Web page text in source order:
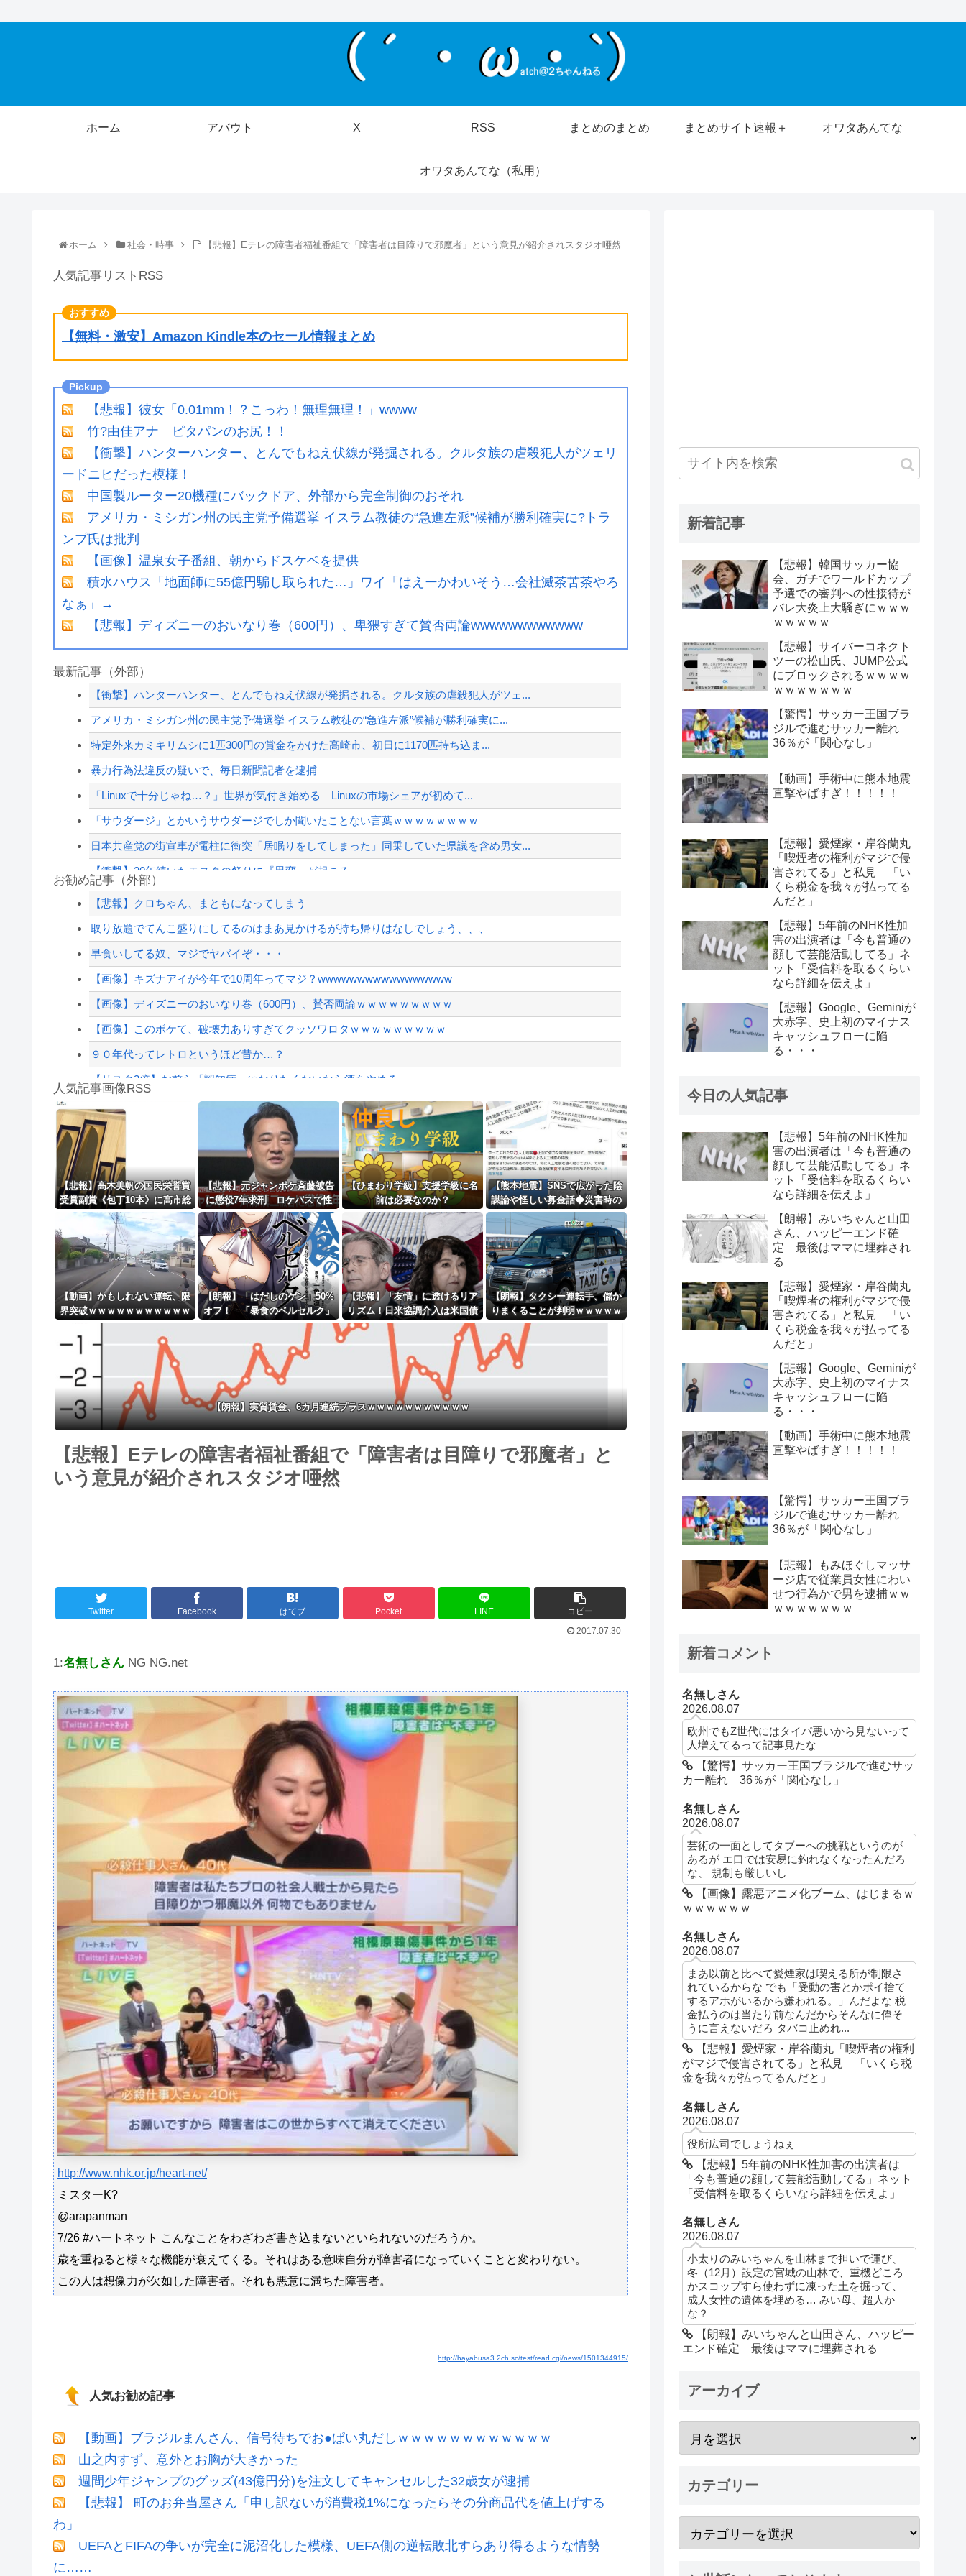
ホーム アバウト X RSS まとめのまとめ まとめサイト速報＋ オワタあんてな
オワタあんてな（私用）
ホーム 社会・時事 【悲報】Eテレの障害者福祉番組で「障害者は目障りで邪魔者」という意見が紹介されスタジオ唖然
人気記事リストRSS
【無料・激安】Amazon Kindle本のセール情報まとめ
【悲報】彼女「0.01mm！？こっわ！無理無理！」wwww
竹?由佳アナ ピタパンのお尻！！
【衝撃】ハンターハンター、とんでもねえ伏線が発掘される。クルタ族の虐殺犯人がツェリ
ードニヒだった模様！
中国製ルーター20機種にバックドア、外部から完全制御のおそれ
アメリカ・ミシガン州の民主党予備選挙 イスラム教徒の“急進左派”候補が勝利確実に?トラ
ンプ氏は批判
【画像】温泉女子番組、朝からドスケベを提供
積水ハウス「地面師に55億円騙し取られた…」ワイ「はえーかわいそう…会社滅茶苦茶やろ
なぁ」→
【悲報】ディズニーのおいなり巻（600円）、卑猥すぎて賛否両論wwwwwwwwwwww
最新記事（外部）
【衝撃】ハンターハンター、とんでもねえ伏線が発掘される。クルタ族の虐殺犯人がツェ...
アメリカ・ミシガン州の民主党予備選挙 イスラム教徒の“急進左派”候補が勝利確実に...
特定外来カミキリムシに1匹300円の賞金をかけた高崎市、初日に1170匹持ち込ま...
暴力行為法違反の疑いで、毎日新聞記者を逮捕
「Linuxで十分じゃね…？」世界が気付き始める Linuxの市場シェアが初めて...
「サウダージ」とかいうサウダージでしか聞いたことない言葉ｗｗｗｗｗｗｗｗ
日本共産党の街宣車が電柱に衝突「居眠りをしてしまった」同乗していた県議を含め男女...
【衝撃】30年続いたモスクの祭りに『異変』が起こる・・・・・
【画像】 福岡、こんなのが普通に走ってるｗｗｗｗｗｗｗｗｗｗｗｗｗｗｗｗｗｗｗｗ...
【悲報】 コロナワクチン打たなかった結果・・・・
暴力行為法違反の疑いで、毎日新聞記者を逮捕
【悲報】嫁に15年間嘘つかれてて心が壊れてるから相手してくれ
【配信者】「金バエ」のSNS更新が1週間途絶え、様々な憶測が飛び交う。1週間ぶり...
【緊急速報】NYで警官が黒人男性の首を絞め、暴動第二波不可避へ
Powered by livedoor 相互RSS
お勧め記事（外部）
【悲報】クロちゃん、まともになってしまう
取り放題でてんこ盛りにしてるのはまあ見かけるが持ち帰りはなしでしょう、、、
早食いしてる奴、マジでヤバイぞ・・・
【画像】キズナアイが今年で10周年ってマジ？wwwwwwwwwwwwwwwww
【画像】ディズニーのおいなり巻（600円）、賛否両論ｗｗｗｗｗｗｗｗｗ
【画像】このボケて、破壊力ありすぎてクッソワロタｗｗｗｗｗｗｗｗｗ
９０年代ってレトロというほど昔か…？
【リスク3倍】お前ら「認知症」になりたくないなら酒をやめろ
【動画】両方馬鹿（笑）ミニストップでトラックと衝突したドラレコが（ノ∇`）
白石「あ、あきら様……？」あきら「……白石」
8/4のニュース
日本旅行キャンセルすべきか…1万年ぶり史上最大級の火山の兆し＝韓国の反応
更新中止のお知らせ
海外「おめでとうタキ！」リヴァプール南野がバースデーゴール！！
Powered by livedoor 相互RSS
人気記事画像RSS
【悲報】高木美帆の国民栄誉賞
受賞副賞《包丁10本》に高市総
理の名前も刻印ｗｗｗｗｗｗｗ
ｗｗ
【悲報】元ジャンポケ斉藤被告
に懲役7年求刑 ロケバスで性
的暴行の罪ｗｗｗｗｗｗｗｗｗ
【ひまわり学級】支援学級に名
前は必要なのか？
【熊本地震】SNSで広がった陰
謀論や怪しい募金話◆災害時の
デマ注意、専門家は「一次情報
チェックを」
【動画】かもしれない運転、限
界突破ｗｗｗｗｗｗｗｗｗｗｗ
ｗｗｗｗｗｗ
【朗報】「はだしのゲン」50%
オフ！ 「暴食のベルセルク」
14巻無料ｗｗｗｗｗｗ
【悲報】「友情」に透けるリア
リズム！日米協調介入は米国債
売却を回避するためだったｗｗ
ｗｗｗｗｗ
【朗報】タクシー運転手、儲か
りまくることが判明ｗｗｗｗｗ
ｗｗｗｗｗｗｗｗｗｗｗｗｗｗ
ｗｗｗｗｗｗ
【朗報】実質賃金、6カ月連続プラスｗｗｗｗｗｗｗｗｗｗｗ
【悲報】Eテレの障害者福祉番組で「障害者は目障りで邪魔者」と
いう意見が紹介されスタジオ唖然
Twitter Facebook はてブ Pocket LINE
コピー
2017.07.30
1:名無しさん NG NG.net
http://www.nhk.or.jp/heart-net/
ミスターK?
@arapanman
7/26 #ハートネット こんなことをわざわざ書き込まないといられないのだろうか。
歳を重ねると様々な機能が衰えてくる。それはある意味自分が障害者になっていくことと変わりない。
この人は想像力が欠如した障害者。それも悪意に満ちた障害者。
http://hayabusa3.2ch.sc/test/read.cgi/news/1501344915/
人気お勧め記事
【動画】ブラジルまんさん、信号待ちでお●ぱい丸だしｗｗｗｗｗｗｗｗｗｗｗｗ
山之内すず、意外とお胸が大きかった
週間少年ジャンプのグッズ(43億円分)を注文してキャンセルした32歳女が逮捕
【悲報】 町のお弁当屋さん「申し訳ないが消費税1%になったらその分商品代を値上げする
わ」
UEFAとFIFAの争いが完全に泥沼化した模様、UEFA側の逆転敗北すらあり得るような情勢
に……
新着記事
【悲報】韓国サッカー協
会、ガチでワールドカップ
予選での審判への性接待が
バレ大炎上大騒ぎにｗｗｗ
ｗｗｗｗｗ
【悲報】サイバーコネクト
ツーの松山氏、JUMP公式
にブロックされるｗｗｗｗ
ｗｗｗｗｗｗｗ
【驚愕】サッカー王国ブラ
ジルで進むサッカー離れ
36％が「関心なし」
【動画】手術中に熊本地震
直撃やばすぎ！！！！！
【悲報】愛煙家・岸谷蘭丸
「喫煙者の権利がマジで侵
害されてる」と私見 「い
くら税金を我々が払ってる
んだと」
【悲報】5年前のNHK性加
害の出演者は「今も普通の
顔して芸能活動してる」ネ
ット「受信料を取るくらい
なら詳細を伝えよ」
【悲報】Google、Geminiが
大赤字、史上初のマイナス
キャッシュフローに陥
る・・・
今日の人気記事
【悲報】5年前のNHK性加
害の出演者は「今も普通の
顔して芸能活動してる」ネ
ット「受信料を取るくらい
なら詳細を伝えよ」
【朗報】みいちゃんと山田
さん、ハッピーエンド確
定 最後はママに埋葬され
る
【悲報】愛煙家・岸谷蘭丸
「喫煙者の権利がマジで侵
害されてる」と私見 「い
くら税金を我々が払ってる
んだと」
【悲報】Google、Geminiが
大赤字、史上初のマイナス
キャッシュフローに陥
る・・・
【動画】手術中に熊本地震
直撃やばすぎ！！！！！
【驚愕】サッカー王国ブラ
ジルで進むサッカー離れ
36％が「関心なし」
【悲報】もみほぐしマッサ
ージ店で従業員女性にわい
せつ行為かで男を逮捕ｗｗ
ｗｗｗｗｗｗｗ
新着コメント
名無しさん
2026.08.07
欧州でもZ世代にはタイパ悪いから見ないって
人増えてるって記事見たな
【驚愕】サッカー王国ブラジルで進むサッ
カー離れ 36％が「関心なし」
名無しさん
2026.08.07
芸術の一面としてタブーへの挑戦というのが
あるが エ口では安易に釣れなくなったんだろ
な、 規制も厳しいし
【画像】露悪アニメ化ブーム、はじまるｗ
ｗｗｗｗｗｗ
名無しさん
2026.08.07
まあ以前と比べて愛煙家は喫える所が制限さ
れているからな でも「受動の害とかポイ捨て
するアホがいるから嫌われる。」んだよな 税
金払うのは当たり前なんだからそんなに偉そ
うに言えないだろ タバコ止めれ...
【悲報】愛煙家・岸谷蘭丸「喫煙者の権利
がマジで侵害されてる」と私見 「いくら税
金を我々が払ってるんだと」
名無しさん
2026.08.07
役所広司でしょうねぇ
【悲報】5年前のNHK性加害の出演者は
「今も普通の顔して芸能活動してる」ネット
「受信料を取るくらいなら詳細を伝えよ」
名無しさん
2026.08.07
小太りのみいちゃんを山林まで担いで運び、
冬（12月）設定の宮城の山林で、重機どころ
かスコップすら使わずに凍った土を掘って、
成人女性の遺体を埋める… みい母、超人か
な？
【朗報】みいちゃんと山田さん、ハッピー
エンド確定 最後はママに埋葬される
アーカイブ
カテゴリー